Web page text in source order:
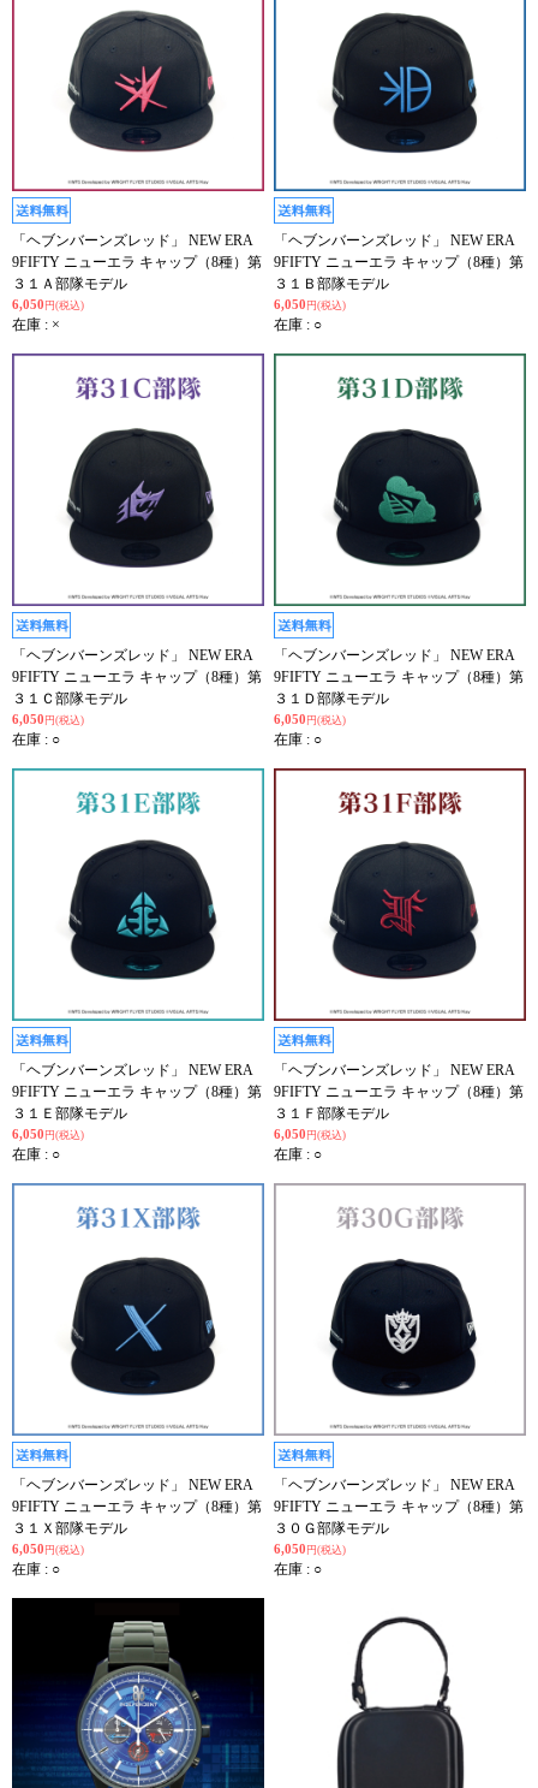
「ヘブンバーンズレッド」 NEW ERA
9FIFTY ニューエラ キャップ（8種）第
３１Ａ部隊モデル
6,050 円(税込)
在庫 : ×
「ヘブンバーンズレッド」 NEW ERA
9FIFTY ニューエラ キャップ（8種）第
３１Ｂ部隊モデル
6,050 円(税込)
在庫 : ○
「ヘブンバーンズレッド」 NEW ERA
9FIFTY ニューエラ キャップ（8種）第
３１Ｃ部隊モデル
6,050 円(税込)
在庫 : ○
「ヘブンバーンズレッド」 NEW ERA
9FIFTY ニューエラ キャップ（8種）第
３１Ｄ部隊モデル
6,050 円(税込)
在庫 : ○
「ヘブンバーンズレッド」 NEW ERA
9FIFTY ニューエラ キャップ（8種）第
３１Ｅ部隊モデル
6,050 円(税込)
在庫 : ○
「ヘブンバーンズレッド」 NEW ERA
9FIFTY ニューエラ キャップ（8種）第
３１Ｆ部隊モデル
6,050 円(税込)
在庫 : ○
「ヘブンバーンズレッド」 NEW ERA
9FIFTY ニューエラ キャップ（8種）第
３１Ｘ部隊モデル
6,050 円(税込)
在庫 : ○
「ヘブンバーンズレッド」 NEW ERA
9FIFTY ニューエラ キャップ（8種）第
３０Ｇ部隊モデル
6,050 円(税込)
在庫 : ○